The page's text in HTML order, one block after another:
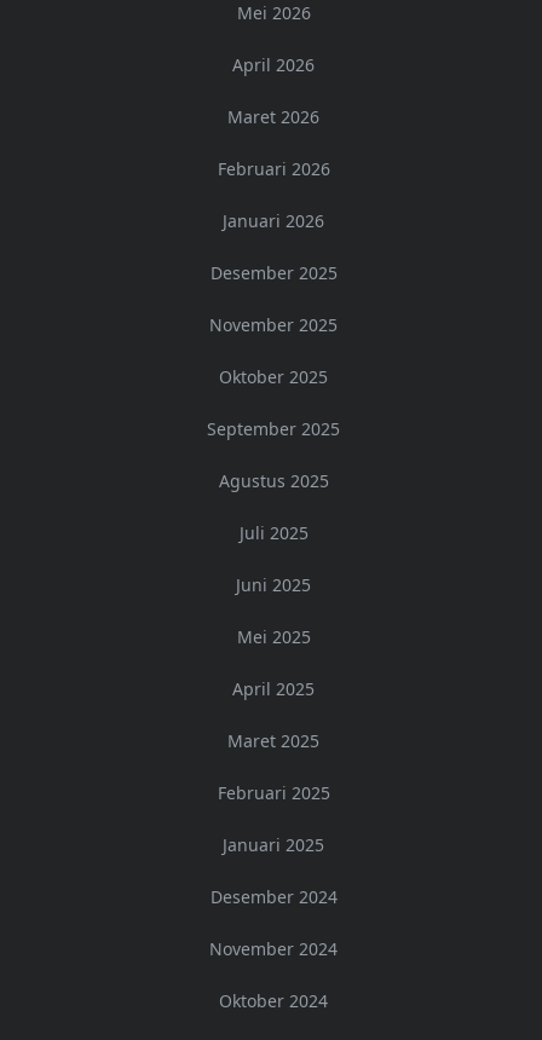
Mei 2026
April 2026
Maret 2026
Februari 2026
Januari 2026
Desember 2025
November 2025
Oktober 2025
September 2025
Agustus 2025
Juli 2025
Juni 2025
Mei 2025
April 2025
Maret 2025
Februari 2025
Januari 2025
Desember 2024
November 2024
Oktober 2024